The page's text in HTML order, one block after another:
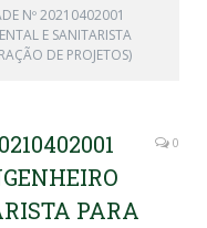
Nº 20210402001
E SANITARISTA
DE PROJETOS)
PARA
0